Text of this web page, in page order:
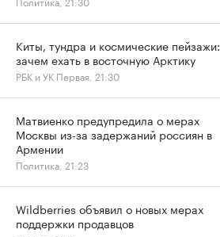
Киты, тундра и космические пейзажи:
зачем ехать в восточную Арктику
РБК и УК Первая, 21:30
Матвиенко предупредила о мерах
Москвы из-за задержаний россиян в
Армении
Политика, 21:23
Wildberries объявил о новых мерах
поддержки продавцов